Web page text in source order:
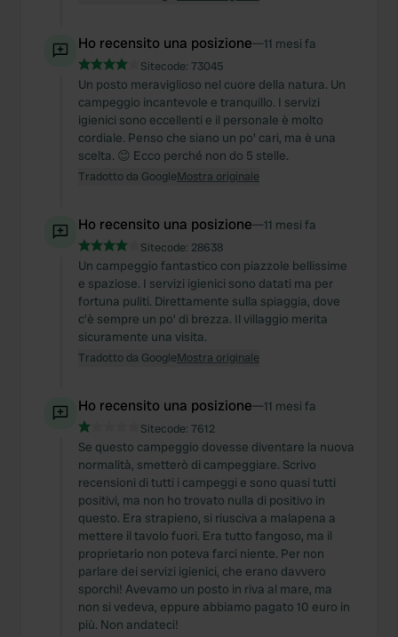
Ho recensito una posizione—11 mesi fa
Sitecode: 73045
Un posto meraviglioso nel cuore della natura. Un
campeggio incantevole e tranquillo. I servizi
igienici sono eccellenti e il personale è molto
cordiale. Penso che siano un po' cari, ma è una
scelta. 😊 Ecco perché non do 5 stelle.
Tradotto da GoogleMostra originale
Ho recensito una posizione—11 mesi fa
Sitecode: 28638
Un campeggio fantastico con piazzole bellissime
e spaziose. I servizi igienici sono datati ma per
fortuna puliti. Direttamente sulla spiaggia, dove
c'è sempre un po' di brezza. Il villaggio merita
sicuramente una visita.
Tradotto da GoogleMostra originale
Ho recensito una posizione—11 mesi fa
Sitecode: 7612
Se questo campeggio dovesse diventare la nuova
normalità, smetterò di campeggiare. Scrivo
recensioni di tutti i campeggi e sono quasi tutti
positivi, ma non ho trovato nulla di positivo in
questo. Era strapieno, si riusciva a malapena a
mettere il tavolo fuori. Era tutto fangoso, ma il
proprietario non poteva farci niente. Per non
parlare dei servizi igienici, che erano davvero
sporchi! Avevamo un posto in riva al mare, ma
non si vedeva, eppure abbiamo pagato 10 euro in
più. Non andateci!